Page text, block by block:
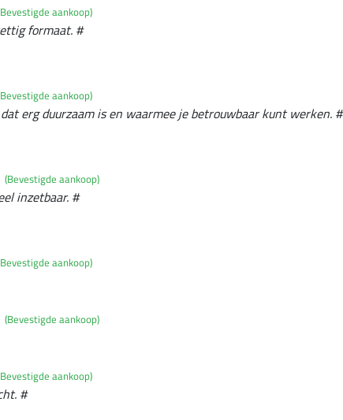
aankoop)
formaat. #
aankoop)
erg duurzaam is en waarmee je betrouwbaar kunt werken. #
(Bevestigde aankoop)
inzetbaar. #
aankoop)
(Bevestigde aankoop)
aankoop)
#